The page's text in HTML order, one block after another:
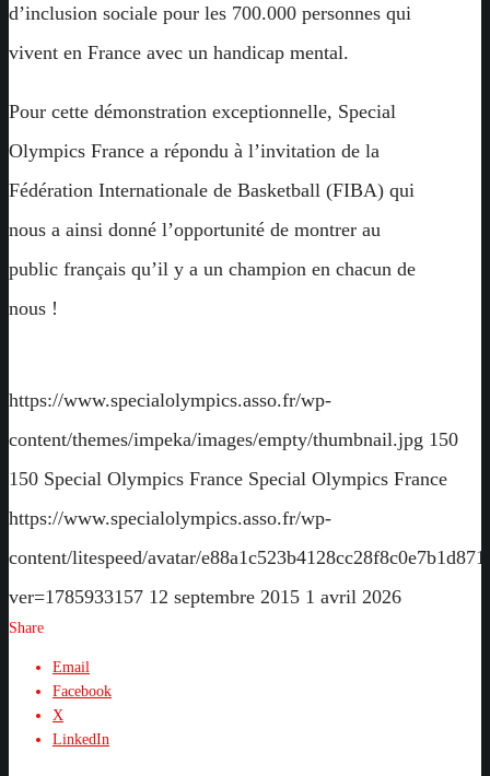
d’inclusion sociale pour les 700.000 personnes qui
vivent en France avec un handicap mental.
Pour cette démonstration exceptionnelle, Special
Olympics France a répondu à l’invitation de la
Fédération Internationale de Basketball (FIBA) qui
nous a ainsi donné l’opportunité de montrer au
public français qu’il y a un champion en chacun de
nous !
https://www.specialolympics.asso.fr/wp-
content/themes/impeka/images/empty/thumbnail.jpg 150
150 Special Olympics France Special Olympics France
https://www.specialolympics.asso.fr/wp-
content/litespeed/avatar/
ver=1785933157 12 septembre 2015 1 avril 2026
Share
Email
Facebook
X
LinkedIn